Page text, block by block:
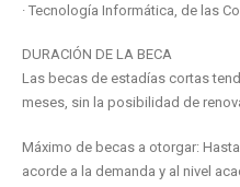
· Tecnología Informática, de las
DURACIÓN DE LA BECA
Las becas de estadías cortas
meses, sin la posibilidad de
Máximo de becas a otorgar:
acorde a la demanda y al nivel